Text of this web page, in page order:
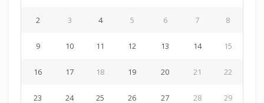
2 3 4 5 6 7 8
9 10 11 12 13 14 15
16 17 18 19 20 21 22
23 24 25 26 27 28 29